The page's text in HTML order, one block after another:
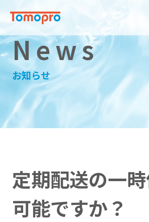
News
お知らせ
定期配送の一
可能ですか？